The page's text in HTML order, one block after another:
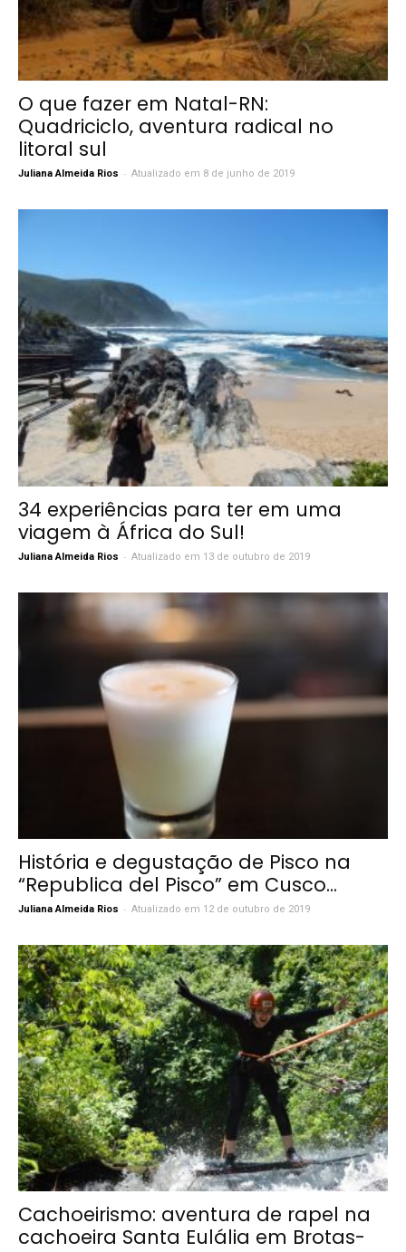
O que fazer em Natal-RN:
Quadriciclo, aventura radical no
litoral sul
Juliana Almeida Rios - Atualizado em 8 de junho de 2019
34 experiências para ter em uma
viagem à África do Sul!
Juliana Almeida Rios - Atualizado em 13 de outubro de 2019
História e degustação de Pisco na
“Republica del Pisco” em Cusco...
Juliana Almeida Rios - Atualizado em 12 de outubro de 2019
Cachoeirismo: aventura de rapel na
cachoeira Santa Eulália em Brotas-